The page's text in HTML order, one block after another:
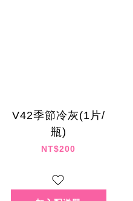
V42季節冷灰(1片/
瓶)
NT$200